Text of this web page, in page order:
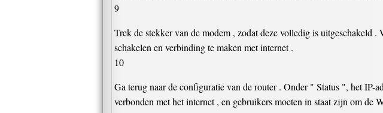
9
Trek de stekker van de modem , zodat deze volledig is uitgeschakeld
schakelen en verbinding te maken met internet .
10
Ga terug naar de configuratie van de router . Onder " Status ", het IP-
verbonden met het internet , en gebruikers moeten in staat zijn om de